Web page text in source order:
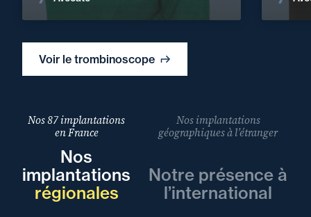
Voir le trombinoscope
Nos 87 implantations
en France
Nos
implantations
régionales
Nos implantations
géographiques à l’étranger
Notre présence à
l’international